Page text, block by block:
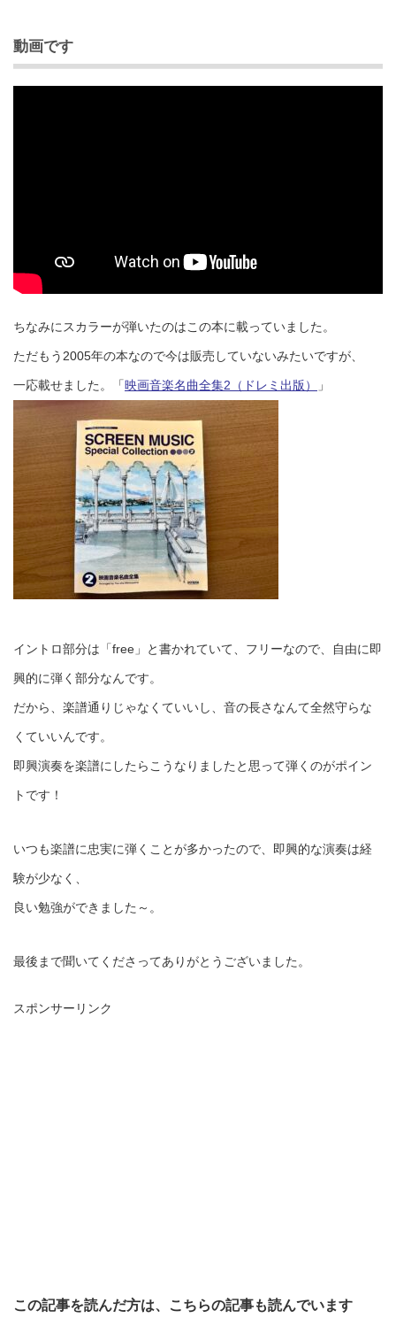
動画です
ちなみにスカラーが弾いたのはこの本に載っていました。
ただもう2005年の本なので今は販売していないみたいですが、
一応載せました。「映画音楽名曲全集2（ドレミ出版） 」
イントロ部分は「free」と書かれていて、フリーなので、自由に即
興的に弾く部分なんです。
だから、楽譜通りじゃなくていいし、音の長さなんて全然守らな
くていいんです。
即興演奏を楽譜にしたらこうなりましたと思って弾くのがポイン
トです！
いつも楽譜に忠実に弾くことが多かったので、即興的な演奏は経
験が少なく、
良い勉強ができました～。
最後まで聞いてくださってありがとうございました。
スポンサーリンク
この記事を読んだ方は、こちらの記事も読んでいます